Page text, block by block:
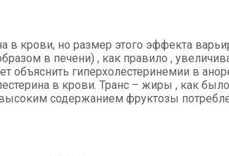
в крови, но размер этого эффекта
в печени) , как правило ,
гиперхолестеринемии в
в крови. Транс – жиры , как
содержанием фруктозы